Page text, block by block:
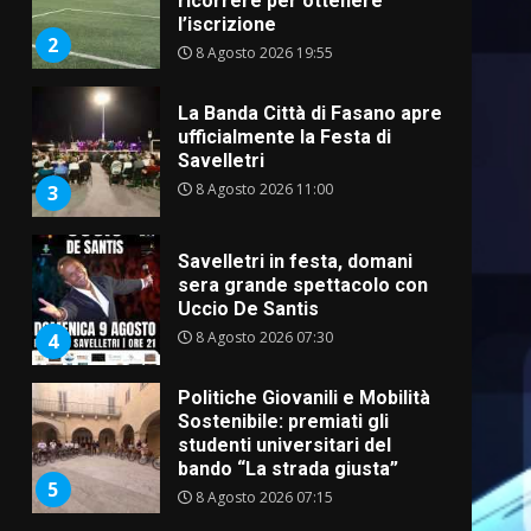
2
l’iscrizione
8 Agosto 2026 19:55
3
La Banda Città di Fasano apre
ufficialmente la Festa di
Savelletri
8 Agosto 2026 11:00
4
Savelletri in festa, domani
sera grande spettacolo con
Uccio De Santis
8 Agosto 2026 07:30
5
Politiche Giovanili e Mobilità
Sostenibile: premiati gli
studenti universitari del
bando “La strada giusta”
8 Agosto 2026 07:15